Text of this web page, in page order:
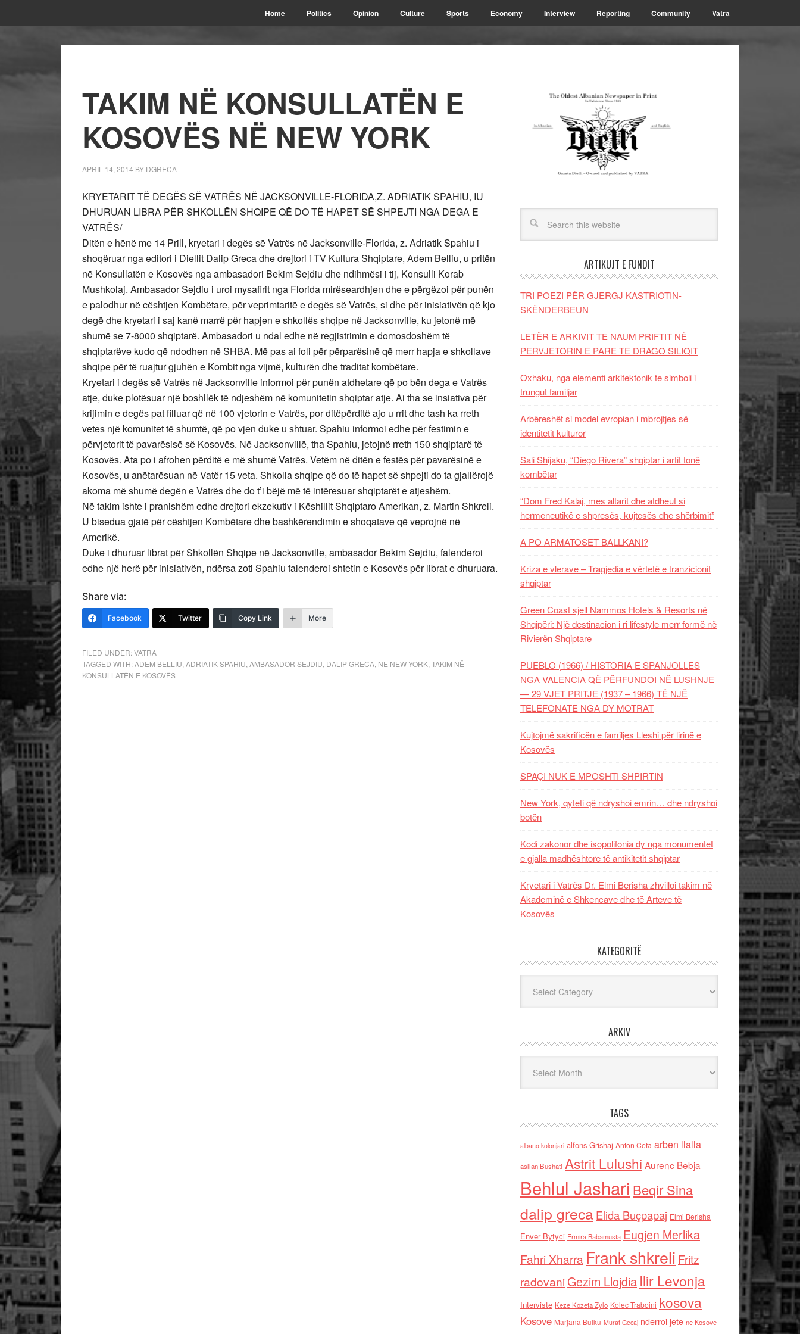
Home Politics Opinion Culture Sports Economy Interview Reporting Community Vatra
TAKIM NË KONSULLATËN E
KOSOVËS NË NEW YORK
APRIL 14, 2014 BY DGRECA
KRYETARIT TË DEGËS SË VATRËS NË JACKSONVILLE-FLORIDA,Z. ADRIATIK SPAHIU, IU
DHURUAN LIBRA PËR SHKOLLËN SHQIPE QË DO TË HAPET SË SHPEJTI NGA DEGA E
VATRËS/
Ditën e hënë me 14 Prill, kryetari i degës së Vatrës në Jacksonville-Florida, z. Adriatik Spahiu i
shoqëruar nga editori i Diellit Dalip Greca dhe drejtori i TV Kultura Shqiptare, Adem Belliu, u pritën
në Konsullatën e Kosovës nga ambasadori Bekim Sejdiu dhe ndihmësi i tij, Konsulli Korab
Mushkolaj. Ambasador Sejdiu i uroi mysafirit nga Florida mirëseardhjen dhe e përgëzoi për punën
e palodhur në cështjen Kombëtare, për veprimtaritë e degës së Vatrës, si dhe për inisiativën që kjo
degë dhe kryetari i saj kanë marrë për hapjen e shkollës shqipe në Jacksonville, ku jetonë më
shumë se 7-8000 shqiptarë. Ambasadori u ndal edhe në regjistrimin e domosdoshëm të
shqiptarëve kudo që ndodhen në SHBA. Më pas ai foli për përparësinë që merr hapja e shkollave
shqipe për të ruajtur gjuhën e Kombit nga vijmë, kulturën dhe traditat kombëtare.
Kryetari i degës së Vatrës në Jacksonville informoi për punën atdhetare që po bën dega e Vatrës
atje, duke plotësuar një boshllëk të ndjeshëm në komunitetin shqiptar atje. Ai tha se insiativa për
krijimin e degës pat filluar që në 100 vjetorin e Vatrës, por ditëpërditë ajo u rrit dhe tash ka rreth
vetes një komunitet të shumtë, që po vjen duke u shtuar. Spahiu informoi edhe për festimin e
përvjetorit të pavarësisë së Kosovës. Në Jacksonvillë, tha Spahiu, jetojnë rreth 150 shqiptarë të
Kosovës. Ata po i afrohen përditë e më shumë Vatrës. Vetëm në ditën e festës për pavarësinë e
Kosovës, u anëtarësuan në Vatër 15 veta. Shkolla shqipe që do të hapet së shpejti do ta gjallërojë
akoma më shumë degën e Vatrës dhe do t’i bëjë më të intëresuar shqiptarët e atjeshëm.
Në takim ishte i pranishëm edhe drejtori ekzekutiv i Këshillit Shqiptaro Amerikan, z. Martin Shkreli.
U bisedua gjatë për cështjen Kombëtare dhe bashkërendimin e shoqatave që veprojnë në
Amerikë.
Duke i dhuruar librat për Shkollën Shqipe në Jacksonville, ambasador Bekim Sejdiu, falenderoi
edhe një herë për inisiativën, ndërsa zoti Spahiu falenderoi shtetin e Kosovës për librat e dhuruara.
Share via:
Facebook Twitter Copy Link More
FILED UNDER:VATRA
TAGGED WITH:ADEM BELLIU ADRIATIK SPAHIU AMBASADOR SEJDIU DALIP GRECA NE NEW YORK TAKIM NË
KONSULLATËN E KOSOVËS
ARTIKUJT E FUNDIT
TRI POEZI PËR GJERGJ KASTRIOTIN-
SKËNDERBEUN
LETËR E ARKIVIT TE NAUM PRIFTIT NË
PERVJETORIN E PARE TE DRAGO SILIQIT
Oxhaku, nga elementi arkitektonik te simboli i
trungut familjar
Arbëreshët si model evropian i mbrojtjes së
identitetit kulturor
Sali Shijaku, “Diego Rivera” shqiptar i artit tonë
kombëtar
“Dom Fred Kalaj, mes altarit dhe atdheut si
hermeneutikë e shpresës, kujtesës dhe shërbimit”
A PO ARMATOSET BALLKANI?
Kriza e vlerave – Tragjedia e vërtetë e tranzicionit
shqiptar
Green Coast sjell Nammos Hotels & Resorts në
Shqipëri: Një destinacion i ri lifestyle merr formë në
Rivierën Shqiptare
PUEBLO (1966) / HISTORIA E SPANJOLLES
NGA VALENCIA QË PËRFUNDOI NË LUSHNJE
— 29 VJET PRITJE (1937 – 1966) TË NJË
TELEFONATE NGA DY MOTRAT
Kujtojmë sakrificën e familjes Lleshi për lirinë e
Kosovës
SPAÇI NUK E MPOSHTI SHPIRTIN
New York, qyteti që ndryshoi emrin… dhe ndryshoi
botën
Kodi zakonor dhe isopolifonia dy nga monumentet
e gjalla madhështore të antikitetit shqiptar
Kryetari i Vatrës Dr. Elmi Berisha zhvilloi takim në
Akademinë e Shkencave dhe të Arteve të
Kosovës
KATEGORITË
ARKIV
TAGS
albano kolonjari alfons Grishaj Anton Cefa arben llalla
asllan Bushati Astrit Lulushi Aurenc Bebja
Behlul Jashari Beqir Sina
dalip grecaElida Buçpapaj Elmi Berisha
Enver Bytyci Ermira Babamusta Eugjen Merlika
Fahri Xharra Frank shkreli Fritz
radovaniGezim Llojdia Ilir Levonja
Interviste Keze Kozeta Zylo Kolec Traboini kosova
Kosove Marjana Bulku Murat Gecaj nderroi jete ne Kosove